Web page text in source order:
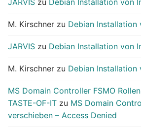
M. Kirschner zu Debian Installation
JARVIS zu Debian Installation von
M. Kirschner zu Debian Installation
MS Domain Controller FSMO
TASTE-OF-IT zu MS Domain
verschieben – Access Denied